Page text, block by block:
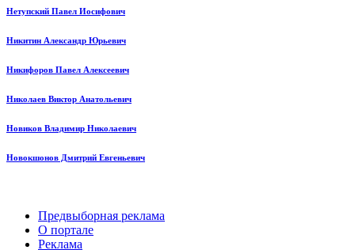
Нетупский Павел Иосифович
Никитин Александр Юрьевич
Никифоров Павел Алексеевич
Николаев Виктор Анатольевич
Новиков Владимир Николаевич
Новокшонов Дмитрий Евгеньевич
Предвыборная реклама
О портале
Реклама